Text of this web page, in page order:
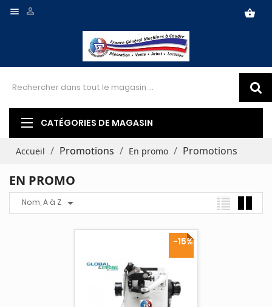
 shopping_basket

CATÉGORIES DE MAGASIN
Accueil Promotions En promo Promotions
EN PROMO
Nom, A à Z 
-15%